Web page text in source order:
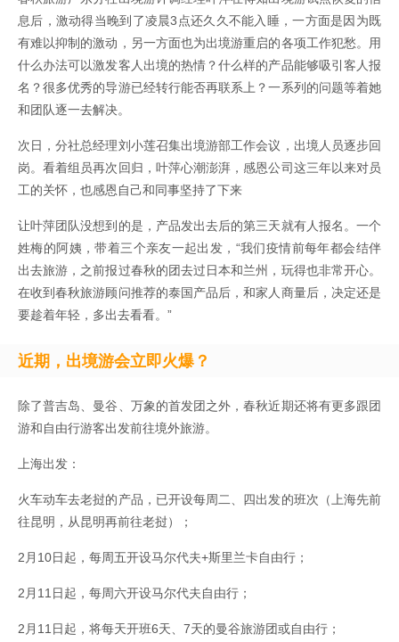
息后，激动得当晚到了凌晨3点还久久不能入睡，一方面是因为既
有难以抑制的激动，另一方面也为出境游重启的各项工作犯愁。用
什么办法可以激发客人出境的热情？什么样的产品能够吸引客人报
名？很多优秀的导游已经转行能否再联系上？一系列的问题等着她
和团队逐一去解决。
次日，分社总经理刘小莲召集出境游部工作会议，出境人员逐步回
岗。看着组员再次回归，叶萍心潮澎湃，感恩公司这三年以来对员
工的关怀，也感恩自己和同事坚持了下来
让叶萍团队没想到的是，产品发出去后的第三天就有人报名。一个
姓梅的阿姨，带着三个亲友一起出发，“我们疫情前每年都会结伴
出去旅游，之前报过春秋的团去过日本和兰州，玩得也非常开心。
在收到春秋旅游顾问推荐的泰国产品后，和家人商量后，决定还是
要趁着年轻，多出去看看。”
近期，出境游会立即火爆？
除了普吉岛、曼谷、万象的首发团之外，春秋近期还将有更多跟团
游和自由行游客出发前往境外旅游。
上海出发：
火车动车去老挝的产品，已开设每周二、四出发的班次（上海先前
往昆明，从昆明再前往老挝）；
2月10日起，每周五开设马尔代夫+斯里兰卡自由行；
2月11日起，每周六开设马尔代夫自由行；
2月11日起，将每天开班6天、7天的曼谷旅游团或自由行；